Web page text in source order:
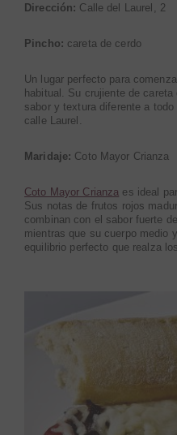
Dirección: Calle del Laurel, 2
Pincho: careta de cerdo
Un lugar perfecto para
habitual. Su crujiente de
sabor y textura diferente a
calle Laurel.
Maridaje: Coto Mayor Crianza
Coto Mayor Crianza es ideal
Sus notas de frutos rojos
combinan con el sabor fuerte
mientras que su cuerpo medio
equilibrio perfecto que realza